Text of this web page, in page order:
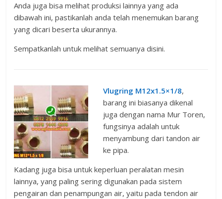
Anda juga bisa melihat produksi lainnya yang ada
dibawah ini, pastikanlah anda telah menemukan barang
yang dicari beserta ukurannya.
Sempatkanlah untuk melihat semuanya disini.
Vlugring M12x1.5×1/8,
barang ini biasanya dikenal
juga dengan nama Mur Toren,
fungsinya adalah untuk
menyambung dari tandon air
ke pipa.
Kadang juga bisa untuk keperluan peralatan mesin
lainnya, yang paling sering digunakan pada sistem
pengairan dan penampungan air, yaitu pada tendon air